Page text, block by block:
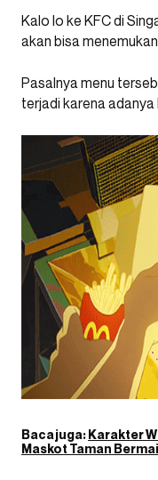
Kalo lo ke KFC di
akan bisa
Pasalnya menu
terjadi karena
Baca juga:Karakter
Maskot Taman